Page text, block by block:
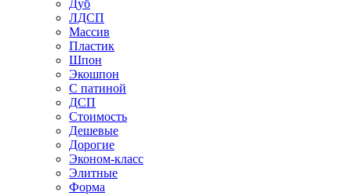
Дуб
ЛДСП
Массив
Пластик
Шпон
Экошпон
С патиной
ДСП
Стоимость
Дешевые
Дорогие
Эконом-класс
Элитные
Форма